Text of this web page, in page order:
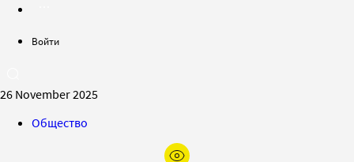
Войти
26 November 2025
Общество